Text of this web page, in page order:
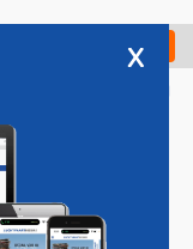
Check in
x